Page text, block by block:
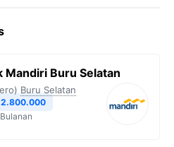
y
n
k
Mandiri Buru Selatan
Buru Selatan
2.800.000
Bulanan